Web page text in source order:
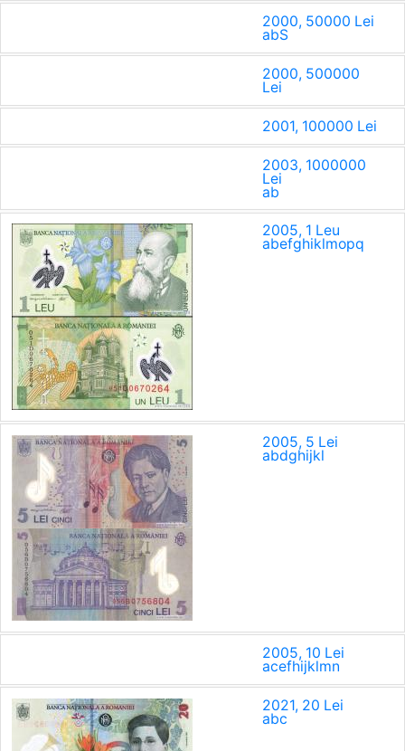
2000, 50000 Lei
abS
2000, 500000
Lei
2001, 100000 Lei
2003, 1000000
Lei
ab
2005, 1 Leu
abefghiklmopq
2005, 5 Lei
abdghijkl
2005, 10 Lei
acefhijklmn
2021, 20 Lei
abc